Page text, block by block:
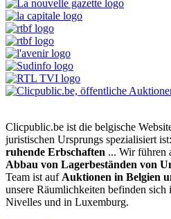
Clicpublic.be ist die belgische
juristischen Ursprungs spezialisiert
ruhende Erbschaften ... Wir führen
Abbau von Lagerbeständen von
Team ist aufAuktionen in Belgien
unsere Räumlichkeiten befinden
Nivelles und in Luxemburg.